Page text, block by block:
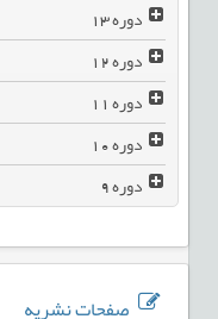
دوره13
دوره12
دوره11
دوره10
دوره9
صفحات نشریه